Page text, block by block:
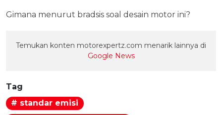
Gimana menurut bradsis soal desain motor ini?
Temukan konten motorexpertz.com menarik lainnya di
Google News
Tag
# standar emisi